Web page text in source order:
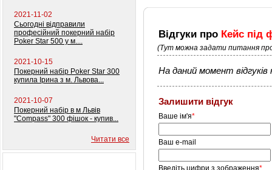
2021-11-02
Сьогодні відправили
професійний покерний набір
Poker Star 500 у м....
2021-10-15
Покерний набір Poker Star 300
купила Ірина з м. Львова...
2021-10-07
Покерний набір в м Львів
"Compass" 300 фішок - купив...
Читати все
Відгуки про Кейс під
(Тут можна задати питання
На даний момент відгуків
Залишити відгук
Ваше ім'я*
Ваш e-mail
Введіть цифри з зображення*